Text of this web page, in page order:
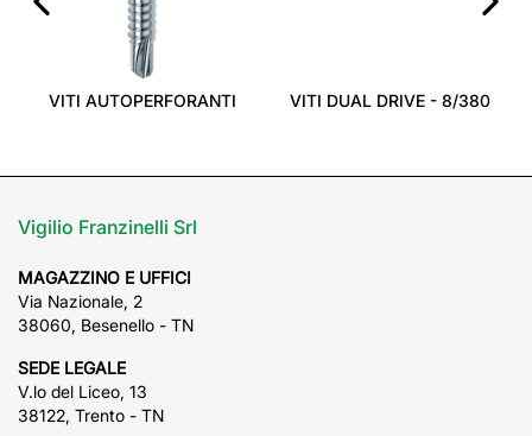
VITI AUTOPERFORANTI VITI DUAL DRIVE - 8/380
Vigilio Franzinelli Srl
MAGAZZINO E UFFICI
Via Nazionale, 2
38060, Besenello - TN
SEDE LEGALE
V.lo del Liceo, 13
38122, Trento - TN